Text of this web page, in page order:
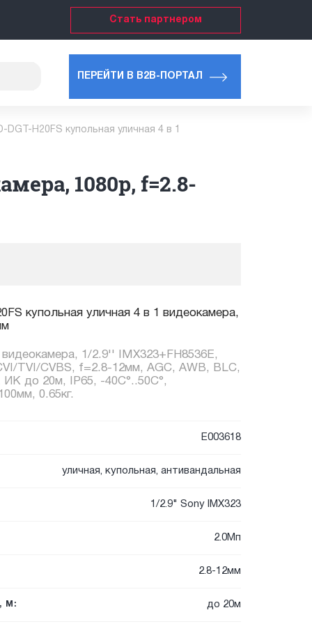
Стать партнером
ПЕРЕЙТИ В B2B-ПОРТАЛ
DGT-H20FS купольная уличная 4 в 1
1080p, f=2.8-
купольная уличная 4 в 1 видеокамера,
1/2.9'' IMX323+FH8536E,
TVI/CVBS, f=2.8-12мм, AGC, AWB, BLC,
ИК до 20м, IP65, -40C°..50C°,
0.65кг.
E003618
уличная, купольная, антивандальная
1/2.9" Sony IMX323
2.0Мп
2.8-12мм
М: до 20м